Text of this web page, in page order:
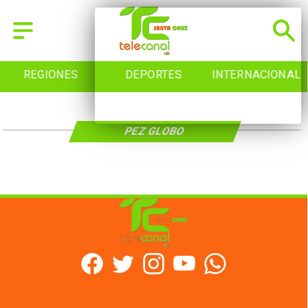
REGIONES DEPORTES INTERNACIONAL
PEZ GLOBO